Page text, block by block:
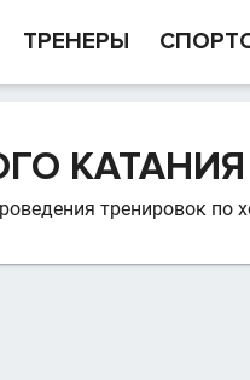
ТРЕНЕРЫ
КАТАНИЯ
тренировок по